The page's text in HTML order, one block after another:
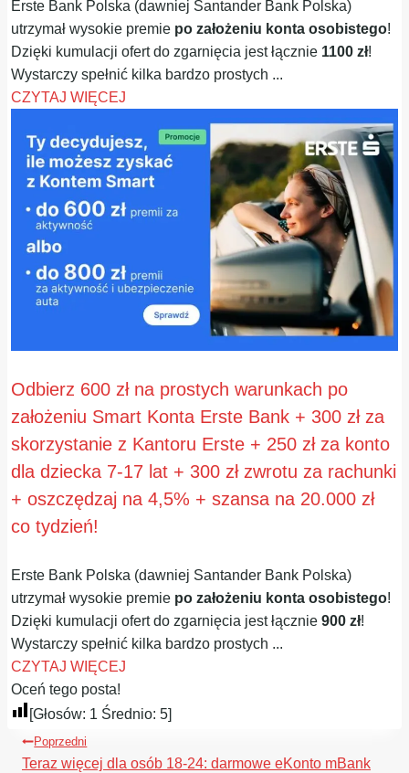
Erste Bank Polska (dawniej Santander Bank Polska)
utrzymał wysokie premie po założeniu konta osobistego!
Dzięki kumulacji ofert do zgarnięcia jest łącznie 1100 zł!
Wystarczy spełnić kilka bardzo prostych ...
CZYTAJ WIĘCEJ
Odbierz 600 zł na prostych warunkach po
założeniu Smart Konta Erste Bank + 300 zł za
skorzystanie z Kantoru Erste + 250 zł za konto
dla dziecka 7-17 lat + 300 zł zwrotu za rachunki
+ oszczędzaj na 4,5% + szansa na 20.000 zł
co tydzień!
Erste Bank Polska (dawniej Santander Bank Polska)
utrzymał wysokie premie po założeniu konta osobistego!
Dzięki kumulacji ofert do zgarnięcia jest łącznie900 zł!
Wystarczy spełnić kilka bardzo prostych ...
CZYTAJ WIĘCEJ
Oceń tego posta!
[Głosów: 1 Średnio:5]
Nawigacja
wpisu
Poprzedni
Teraz więcej dla osób 18-24: darmowe eKonto mBank